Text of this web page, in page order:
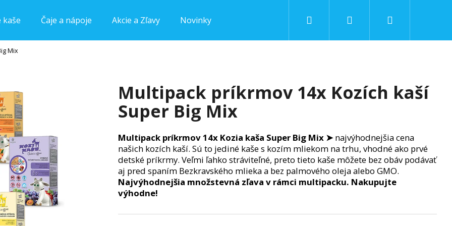
kaše Čaje a nápoje Akcie a Zľavy Novinky Prihlásenie
Mix
Multipack príkrmov 14x Kozích kaší
Super Big Mix
Multipack príkrmov 14x Kozia kaša Super Big Mix ➤najvýhodnejšia cena
našich kozích kaší. Sú to jediné kaše s kozím mliekom na trhu, vhodné ako prvé
detské príkrmy. Veľmi ľahko stráviteľné, preto tieto kaše môžete bez obáv podávať
aj pred spaním Bezkravského mlieka a bez palmového oleja alebo GMO.
Najvýhodnejšia množstevná zľava v rámci multipacku. Nakupujte
výhodne!
Čo potrebujete nájsť?
HĽADAŤ
Odporúčame